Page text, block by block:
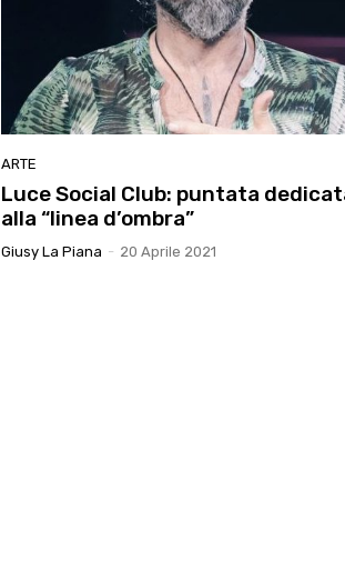
ARTE
Luce Social Club: puntata
alla “linea d’ombra”
Giusy La Piana - 20 Aprile 2021